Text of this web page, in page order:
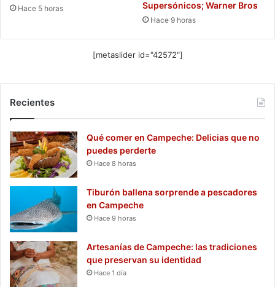
Hace 5 horas
Supersónicos; Warner Bros
Hace 9 horas
[metaslider id="42572"]
Recientes
Qué comer en Campeche: Delicias que no
puedes perderte
Hace 8 horas
Tiburón ballena sorprende a pescadores
en Campeche
Hace 9 horas
Artesanías de Campeche: las tradiciones
que preservan su identidad
Hace 1 día